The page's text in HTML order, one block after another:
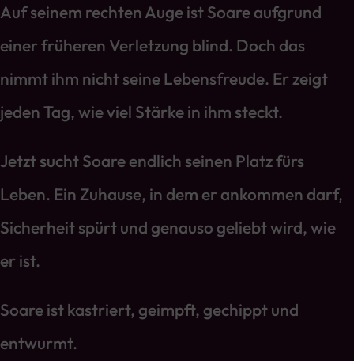
Auf seinem rechten Auge ist Soare aufgrund
einer früheren Verletzung blind. Doch das
nimmt ihm nicht seine Lebensfreude. Er zeigt
jeden Tag, wie viel Stärke in ihm steckt.
Jetzt sucht Soare endlich seinen Platz fürs
Leben. Ein Zuhause, in dem er ankommen darf,
Sicherheit spürt und genauso geliebt wird, wie
er ist.
Soare ist kastriert, geimpft, gechippt und
entwurmt.